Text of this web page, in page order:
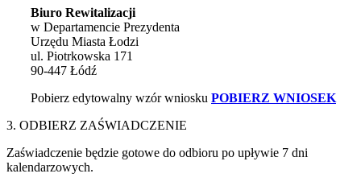
Biuro Rewitalizacji
w Departamencie Prezydenta
Urzędu Miasta Łodzi
ul. Piotrkowska 171
90-447 Łódź
Pobierz edytowalny wzór wniosku POBIERZ WNIOSEK
3. ODBIERZ ZAŚWIADCZENIE
Zaświadczenie będzie gotowe do odbioru po upływie 7 dni
kalendarzowych.